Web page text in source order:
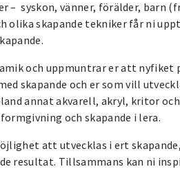
– syskon, vänner, förälder, barn
olika skapande tekniker får ni
och uppmuntrar er att nyfiket
skapande och er som vill
annat akvarell, akryl, kritor
och skapande i lera.
att utvecklas i ert
resultat. Tillsammans kan ni